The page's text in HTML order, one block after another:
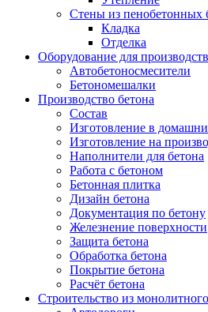
Стены из пенобетонных
Кладка
Отделка
Оборудование для
Автобетоносмесители
Бетономешалки
Производство бетона
Состав
Изготовление в
Изготовление на
Наполнители для бетона
Работа с бетоном
Бетонная плитка
Дизайн бетона
Документация по бетону
Железнение поверхности
Защита бетона
Обработка бетона
Покрытие бетона
Расчёт бетона
Строительство из